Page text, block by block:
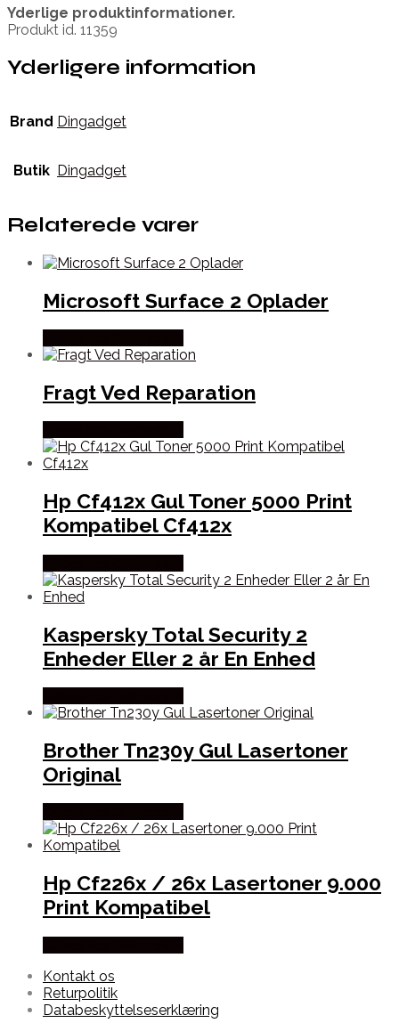
Yderlige produktinformationer.
Produkt id. 11359
Yderligere information
Brand Dingadget
Butik Dingadget
Relaterede varer
Microsoft Surface 2 Oplader
Fragt Ved Reparation
Hp Cf412x Gul Toner 5000 Print
Kompatibel Cf412x
Kaspersky Total Security 2
Enheder Eller 2 år En Enhed
Brother Tn230y Gul Lasertoner
Original
Hp Cf226x / 26x Lasertoner 9.000
Print Kompatibel
Kontakt os
Returpolitik
Databeskyttelseserklæring